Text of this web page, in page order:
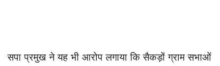
सपा प्रमुख ने यह भी आरोप लगाया कि सैकड़ों ग्राम सभाओं